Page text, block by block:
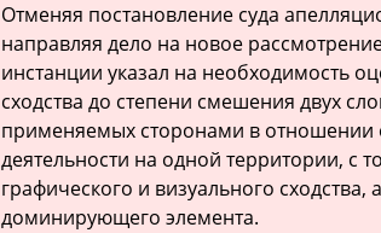
Отменяя постановление суда
направляя дело на новое
инстанции указал на необходимость
сходства до степени смешения двух
применяемых сторонами в отношении
деятельности на одной территории, с
графического и визуального сходства,
доминирующего элемента.